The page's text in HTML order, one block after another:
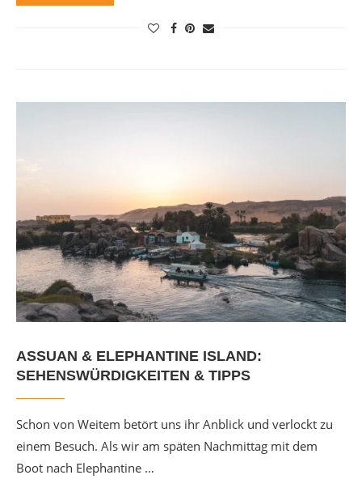
ASSUAN & ELEPHANTINE ISLAND:
SEHENSWÜRDIGKEITEN & TIPPS
Schon von Weitem betört uns ihr Anblick und verlockt zu
einem Besuch. Als wir am späten Nachmittag mit dem
Boot nach Elephantine …